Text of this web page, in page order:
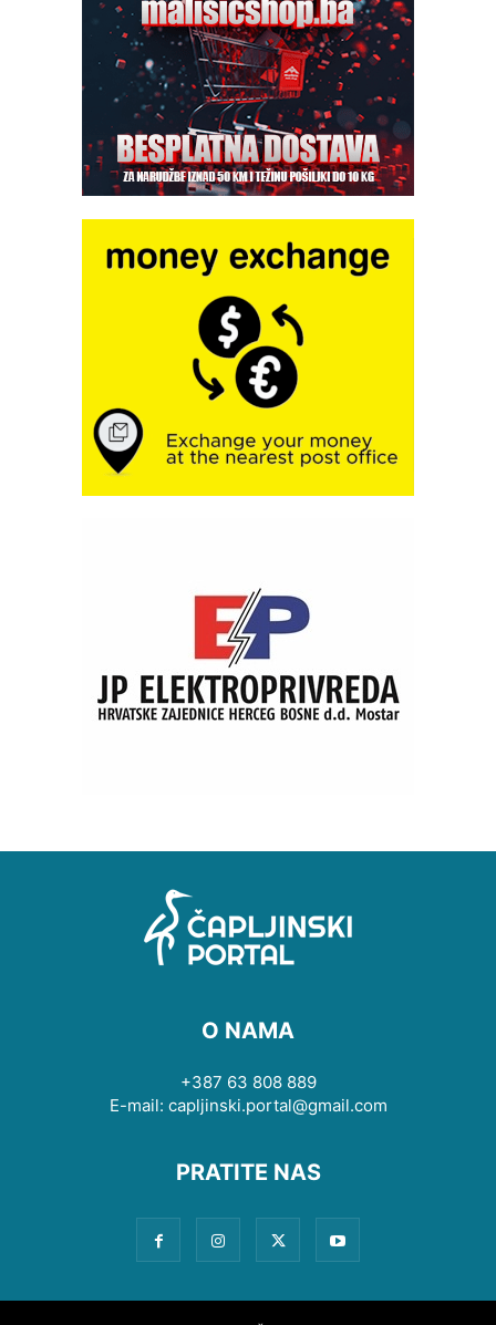
O NAMA
+387 63 808 889
E-mail: capljinski.portal@gmail.com
PRATITE NAS